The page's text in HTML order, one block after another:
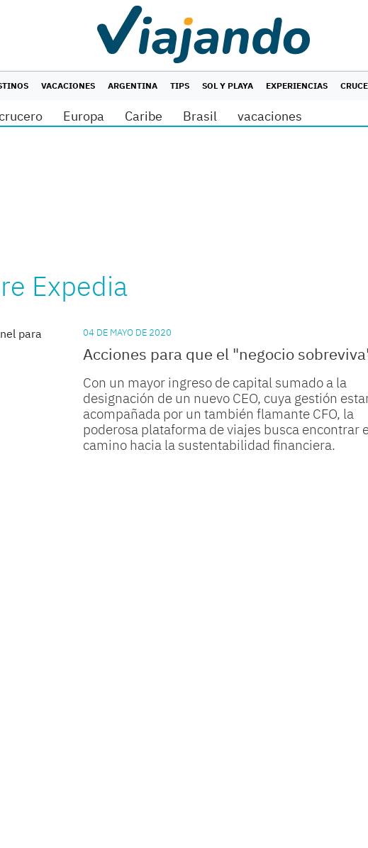
VACACIONES ARGENTINA TIPS SOL Y PLAYA EXPERIENCIAS
Europa Caribe Brasil vacaciones
Expedia
04 DE MAYO DE 2020
Acciones para que el "negocio
Con un mayor ingreso de capital sumado a la
designación de un nuevo CEO, cuya gestión
acompañada por un también flamante CFO, la
poderosa plataforma de viajes busca encontrar
camino hacia la sustentabilidad financiera.